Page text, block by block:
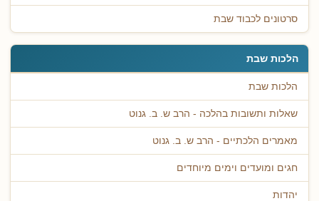
סרטונים לכבוד שבת
הלכות שבת
הלכות שבת
שאלות ותשובות בהלכה - הרב ש. ב. גנוט
מאמרים הלכתיים - הרב ש. ב. גנוט
חגים ומועדים וימים מיוחדים
יהדות